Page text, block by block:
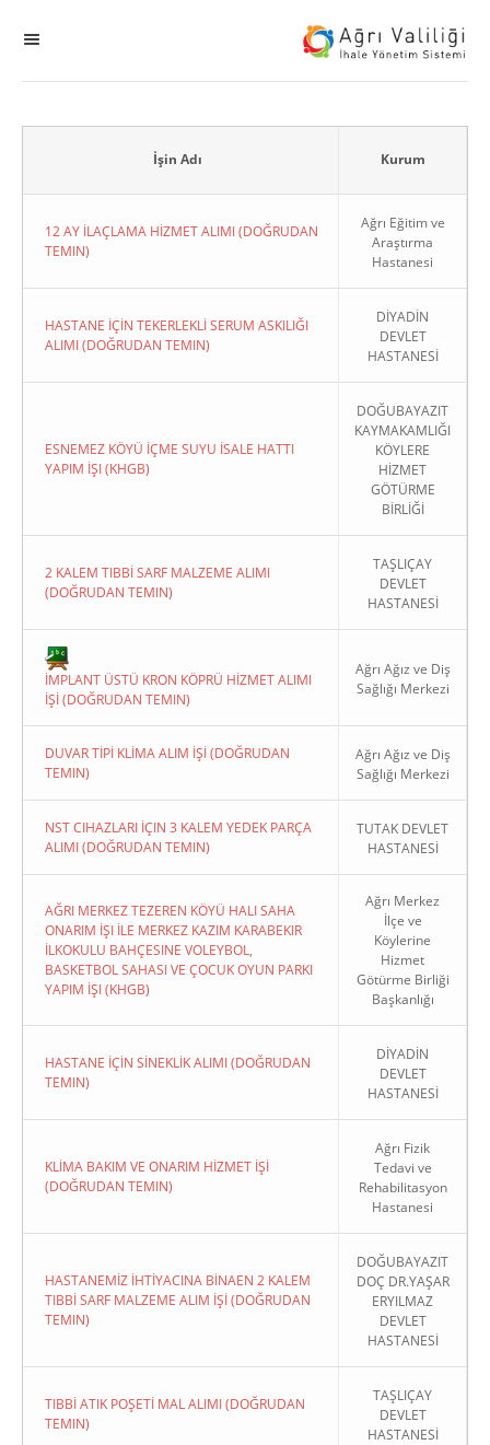
KHGB
İşin Adı Kurum
12 AY İLAÇLAMA HİZMET ALIMI (DOĞRUDAN
TEMIN)
Ağrı Eğitim ve
Araştırma
Hastanesi
HASTANE İÇİN TEKERLEKLİ SERUM ASKILIĞI
ALIMI (DOĞRUDAN TEMIN)
DİYADİN
DEVLET
HASTANESİ
ESNEMEZ KÖYÜ İÇME SUYU İSALE HATTI
YAPIM İŞI (KHGB)
DOĞUBAYAZIT
KAYMAKAMLIĞI
KÖYLERE
HİZMET
GÖTÜRME
BİRLİĞİ
2 KALEM TIBBİ SARF MALZEME ALIMI
(DOĞRUDAN TEMIN)
TAŞLIÇAY
DEVLET
HASTANESİ
İMPLANT ÜSTÜ KRON KÖPRÜ HİZMET ALIMI
İŞİ (DOĞRUDAN TEMIN)
Ağrı Ağız ve Diş
Sağlığı Merkezi
DUVAR TİPİ KLİMA ALIM İŞİ (DOĞRUDAN
TEMIN)
Ağrı Ağız ve Diş
Sağlığı Merkezi
NST CIHAZLARI İÇIN 3 KALEM YEDEK PARÇA
ALIMI (DOĞRUDAN TEMIN)
TUTAK DEVLET
HASTANESİ
AĞRI MERKEZ TEZEREN KÖYÜ HALI SAHA
ONARIM İŞI İLE MERKEZ KAZIM KARABEKIR
İLKOKULU BAHÇESINE VOLEYBOL,
BASKETBOL SAHASI VE ÇOCUK OYUN PARKI
YAPIM İŞI (KHGB)
Ağrı Merkez
İlçe ve
Köylerine
Hizmet
Götürme Birliği
Başkanlığı
HASTANE İÇİN SİNEKLİK ALIMI (DOĞRUDAN
TEMIN)
DİYADİN
DEVLET
HASTANESİ
KLİMA BAKIM VE ONARIM HİZMET İŞİ
(DOĞRUDAN TEMIN)
Ağrı Fizik
Tedavi ve
Rehabilitasyon
Hastanesi
HASTANEMİZ İHTİYACINA BİNAEN 2 KALEM
TIBBİ SARF MALZEME ALIM İŞİ (DOĞRUDAN
TEMIN)
DOĞUBAYAZIT
DOÇ DR.YAŞAR
ERYILMAZ
DEVLET
HASTANESİ
TIBBİ ATIK POŞETİ MAL ALIMI (DOĞRUDAN
TEMIN)
TAŞLIÇAY
DEVLET
HASTANESİ